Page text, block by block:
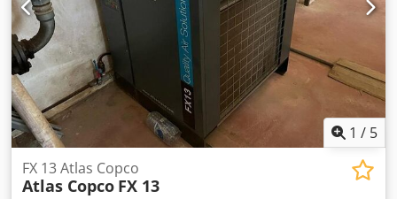
1 / 5
FX 13 Atlas Copco
Atlas Copco FX 13